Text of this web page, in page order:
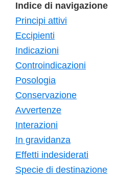
Indice di navigazione
Principi attivi
Eccipienti
Indicazioni
Controindicazioni
Posologia
Conservazione
Avvertenze
Interazioni
In gravidanza
Effetti indesiderati
Specie di destinazione